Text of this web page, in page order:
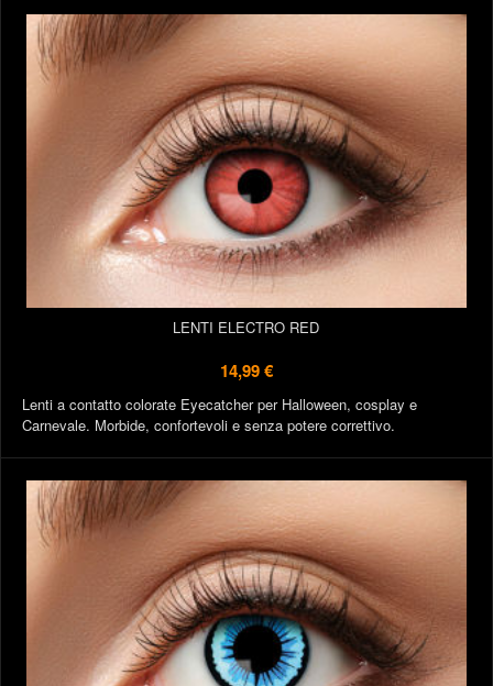
LENTI ELECTRO RED
14,99 €
Lenti a contatto colorate Eyecatcher per Halloween, cosplay e
Carnevale. Morbide, confortevoli e senza potere correttivo.